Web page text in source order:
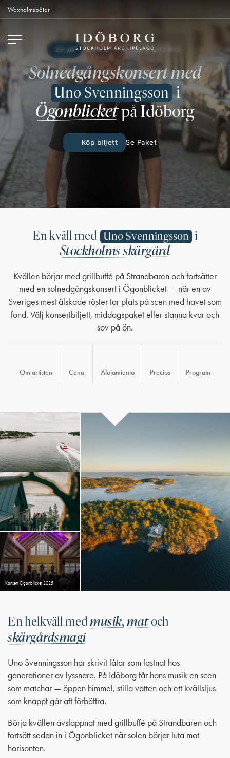
Waxholmsbåtar
Contáctenos
23 juli LIVE PÅ IDÖBORG
Solnedgångskonsertmed
Uno Svenningsson i
Ögonblicketpå Idöborg
Köp biljett Se Paket
En kväll med Uno Svenningsson i
Stockholms skärgård
Kvällen börjar med grillbuffé på Strandbaren och fortsätter
med en solnedgångskonsert i Ögonblicket — när en av
Sveriges mest älskade röster tar plats på scen med havet som
fond. Välj konsertbiljett, middagspaket eller stanna kvar och
sov på ön.
Om artisten Cena Alojamiento Precios Program
En helkväll medmusik,matoch
skärgårdsmagi
Uno Svenningsson har skrivit låtar som fastnat hos
generationer av lyssnare. På Idöborg får hans musik en scen
som matchar — öppen himmel, stilla vatten och ett kvällsljus
som knappt går att förbättra.
Börja kvällen avslappnat med grillbuffé på Strandbaren och
fortsätt sedan in i Ögonblicket när solen börjar luta mot
horisonten.
Konsert Ögonblicket 2025